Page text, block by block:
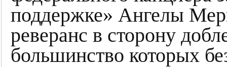
поддержке» Ангелы
реверанс в сторону
большинство которых